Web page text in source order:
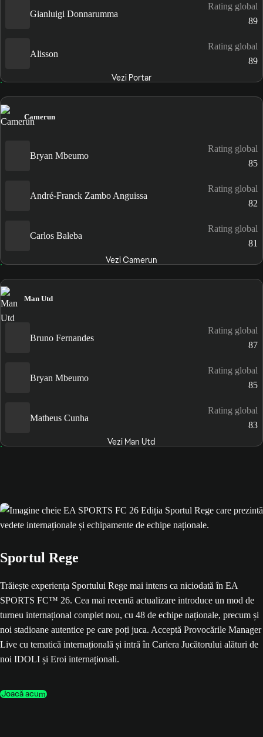
Gianluigi Donnarumma
Rating global
89
Alisson
Rating global
89
Vezi Portar
Camerun
Bryan Mbeumo
Rating global
85
André-Franck Zambo Anguissa
Rating global
82
Carlos Baleba
Rating global
81
Vezi Camerun
Man Utd
Bruno Fernandes
Rating global
87
Bryan Mbeumo
Rating global
85
Matheus Cunha
Rating global
83
Vezi Man Utd
Sportul Rege
Trăiește experiența Sportului Rege mai intens ca niciodată în EA
SPORTS FC™ 26. Cea mai recentă actualizare introduce un mod de
turneu internațional complet nou, cu 48 de echipe naționale, precum și
noi stadioane autentice pe care poți juca. Acceptă Provocările Manager
Live cu tematică internațională și intră în Cariera Jucătorului alături de
noi IDOLI și Eroi internaționali.
Joacă acum